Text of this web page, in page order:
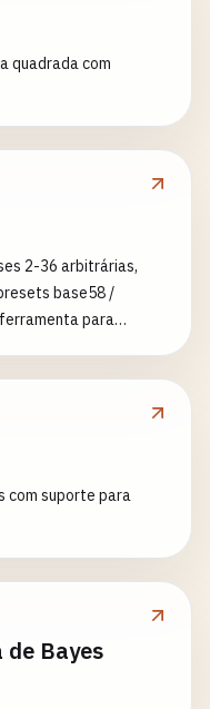
quadrada com
2-36 arbitrárias,
base58 /
para
com suporte para
Bayes